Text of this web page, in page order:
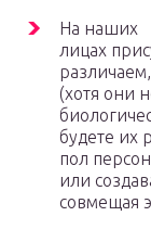
На наших
лицах
(хотя они
будете их
пол
или
совмещая